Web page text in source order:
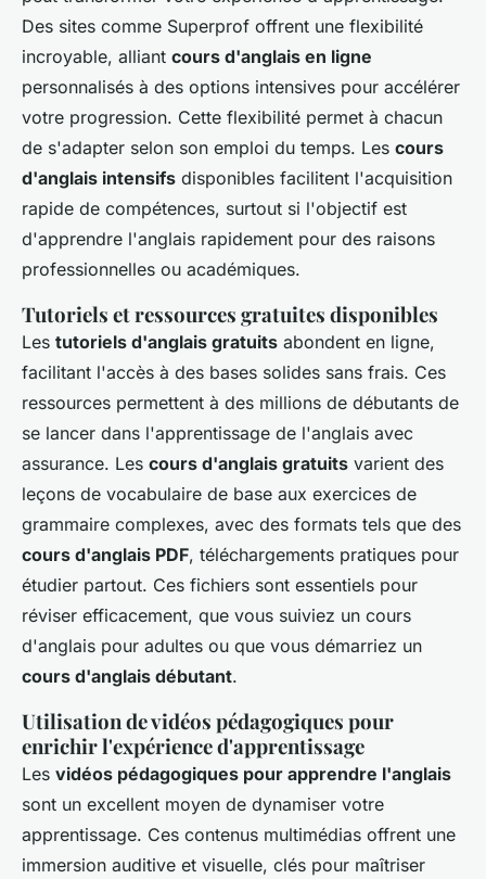
Des sites comme Superprof offrent une flexibilité
incroyable, alliant cours d'anglais en ligne
personnalisés à des options intensives pour accélérer
votre progression. Cette flexibilité permet à chacun
de s'adapter selon son emploi du temps. Les cours
d'anglais intensifs disponibles facilitent l'acquisition
rapide de compétences, surtout si l'objectif est
d'apprendre l'anglais rapidement pour des raisons
professionnelles ou académiques.
Tutoriels et ressources gratuites disponibles
Les tutoriels d'anglais gratuits abondent en ligne,
facilitant l'accès à des bases solides sans frais. Ces
ressources permettent à des millions de débutants de
se lancer dans l'apprentissage de l'anglais avec
assurance. Les cours d'anglais gratuits varient des
leçons de vocabulaire de base aux exercices de
grammaire complexes, avec des formats tels que des
cours d'anglais PDF, téléchargements pratiques pour
étudier partout. Ces fichiers sont essentiels pour
réviser efficacement, que vous suiviez un cours
d'anglais pour adultes ou que vous démarriez un
cours d'anglais débutant.
Utilisation de vidéos pédagogiques pour
enrichir l'expérience d'apprentissage
Les vidéos pédagogiques pour apprendre l'anglais
sont un excellent moyen de dynamiser votre
apprentissage. Ces contenus multimédias offrent une
immersion auditive et visuelle, clés pour maîtriser